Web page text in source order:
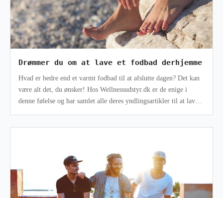
Drømmer du om at lave et fodbad derhjemme
Hvad er bedre end et varmt fodbad til at afslutte dagen? Det kan
være alt det, du ønsker! Hos Wellnessudstyr.dk er de enige i
denne følelse og har samlet alle deres yndlingsartikler til at lave